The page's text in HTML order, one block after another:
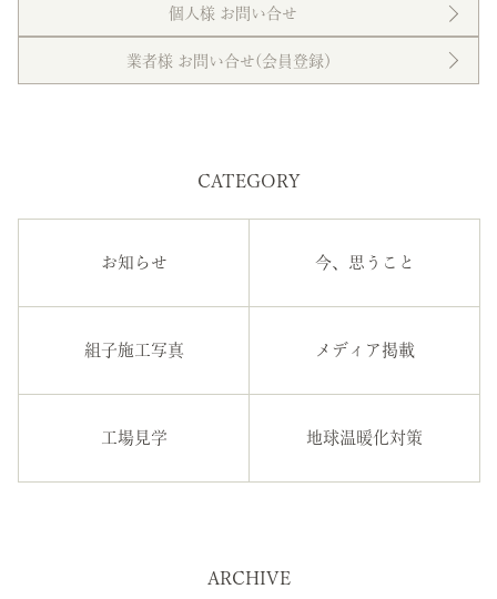
個人様 お問い合せ
業者様 お問い合せ(会員登録）
CATEGORY
お知らせ 今、思うこと
組子施工写真 メディア掲載
工場見学 地球温暖化対策
ARCHIVE